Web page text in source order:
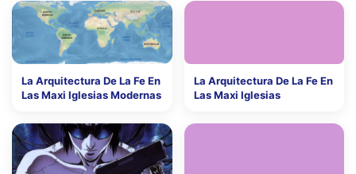
La Arquitectura De La Fe En
Las Maxi Iglesias Modernas
La Arquitectura De La Fe En
Las Maxi Iglesias